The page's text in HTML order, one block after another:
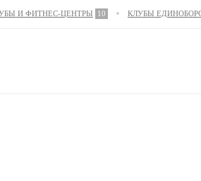
И ФИТНЕС-ЦЕНТРЫ 10 КЛУБЫ